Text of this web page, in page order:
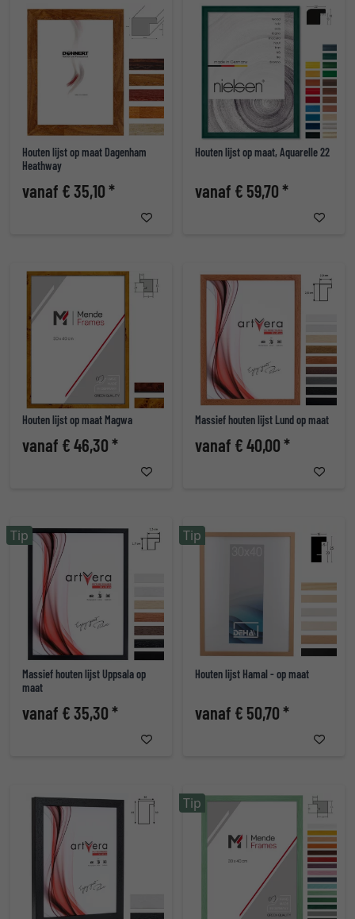
Houten lijst op maat Dagenham
Heathway
vanaf € 35,10 *
Houten lijst op maat, Aquarelle 22
vanaf € 59,70 *
Houten lijst op maat Magwa
vanaf € 46,30 *
Massief houten lijst Lund op maat
vanaf € 40,00 *
Massief houten lijst Uppsala op
maat
vanaf € 35,30 *
Tip
Houten lijst Hamal - op maat
vanaf € 50,70 *
Tip
Tip